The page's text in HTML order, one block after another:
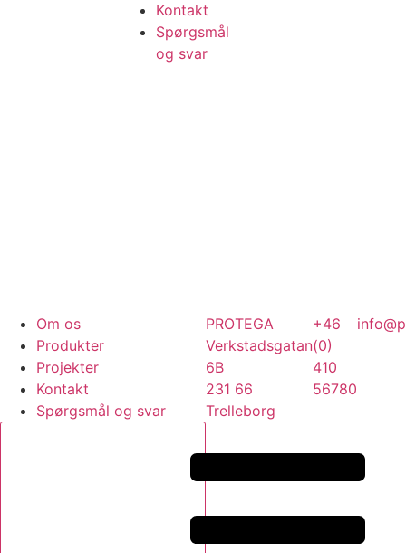
Kontakt
Spørgsmål
og svar
Om os
Produkter
Projekter
Kontakt
Spørgsmål og svar
PROTEGA
Verkstadsgatan
6B
231 66
Trelleborg
+46
(0)
410
56780